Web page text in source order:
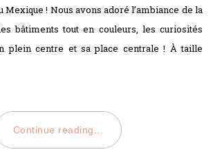
Mexique ! Nous avons adoré l’ambiance de la
bâtiments tout en couleurs, les curiosités
plein centre et sa place centrale ! À taille
Continue reading...